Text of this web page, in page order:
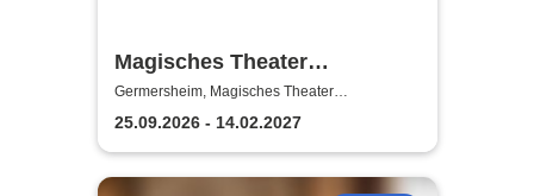
Magisches Theater
Germersheim | Magier Ralf
Gagel
Germersheim, Magisches Theater
Germersheim
25.09.2026 - 14.02.2027